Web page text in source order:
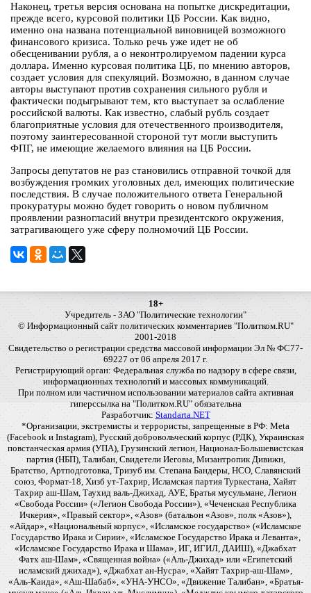
Наконец, третья версия основана на попытке дискредитации,
прежде всего, курсовой политики ЦБ России. Как видно,
именно она названа потенциальной виновницей возможного
финансового кризиса. Только речь уже идет не об
обесценивании рубля, а о неконтролируемом падении курса
доллара. Именно курсовая политика ЦБ, по мнению авторов,
создает условия для спекуляций. Возможно, в данном случае
авторы выступают против сохранения сильного рубля и
фактически подыгрывают тем, кто выступает за ослабление
российской валюты. Как известно, слабый рубль создает
благоприятные условия для отечественного производителя,
поэтому заинтересованной стороной тут могли выступить
ФПГ, не имеющие желаемого влияния на ЦБ России.
Запросы депутатов не раз становились отправной точкой для
возбуждения громких уголовных дел, имеющих политические
последствия. В случае положительного ответа Генеральной
прокуратуры можно будет говорить о новом публичном
проявлении разногласий внутри президентского окружения,
затрагивающего уже сферу полномочий ЦБ России.
18+
Учредитель - ЗАО "Политические технологии"
© Информационный сайт политических комментариев "Политком.RU"
2001-2018
Свидетельство о регистрации средства массовой информации Эл № ФС77-
69227 от 06 апреля 2017 г.
Регистрирующий орган: Федеральная служба по надзору в сфере связи,
информационных технологий и массовых коммуникаций.
При полном или частичном использовании материалов сайта активная
гиперссылка на "Политком.RU" обязательна
Разработчик: Standarta.NET
*Организации, экстремисты и террористы, запрещенные в РФ: Meta
(Facebook и Instagram), Русский добровольческий корпус (РДК), Украинская
повстанческая армия (УПА), Грузинский легион, Национал-Большевистская
партия (НБП), Талибан, Свидетели Иеговы, Мизантропик Дивижн,
Братство, Артподготовка, Тризуб им. Степана Бандеры, НСО, Славянский
союз, Формат-18, Хизб ут-Тахрир, Исламская партия Туркестана, Хайят
Тахрир аш-Шам, Таухид валь-Джихад, АУЕ, Братья мусульмане, Легион
«Свобода России» («Легион Свобода России»), «Чеченская Республика
Ичкерия», «Правый сектор», «Азов» (батальон «Азов», полк «Азов»),
«Айдар», «Национальный корпус», «Исламское государство» («Исламское
Государство Ирака и Сирии», «Исламское Государство Ирака и Леванта»,
«Исламское Государство Ирака и Шама», ИГ, ИГИЛ, ДАИШ), «Джабхат
Фатх аш-Шам», «Священная война» («Аль-Джихад» или «Египетский
исламский джихад»), «Джабхат ан-Нусра», «Хайят Тахрир-аш-Шам»,
«Аль-Каида», «Аш-Шабаб», «УНА-УНСО», «Движение Талибан», «Братья-